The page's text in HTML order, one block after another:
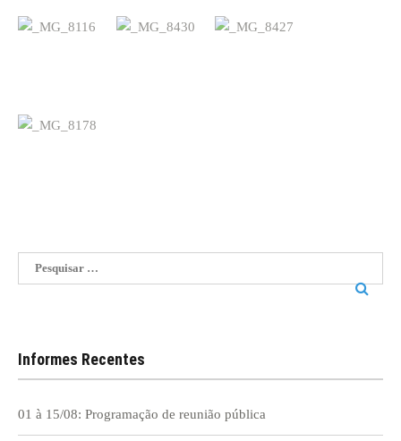
Pesquisar
por:
Informes Recentes
01 à 15/08: Programação de reunião pública